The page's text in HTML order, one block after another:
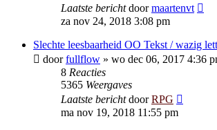
Laatste berichtdoormaartenvt
za nov 24, 2018 3:08 pm
Slechte leesbaarheid OO Tekst / wazig
doorfullflow » wo dec 06, 2017 4:36
8 Reacties
5365 Weergaves
Laatste berichtdoorRPG
ma nov 19, 2018 11:55 pm